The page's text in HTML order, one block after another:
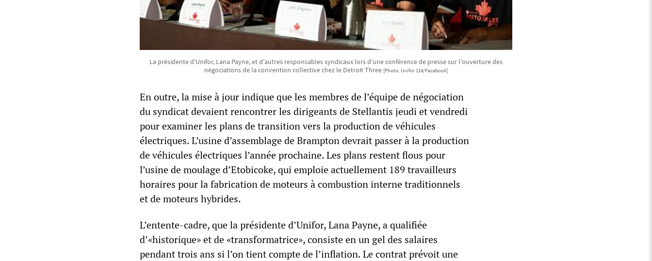
La présidente d’Unifor, Lana Payne, et d’autres responsables syndicaux lors d’une conférence de presse sur l’ouverture des
négociations de la convention collective chez le Detroit Three [Photo: Unifor 114/Facebook]
En outre, la mise à jour indique que les membres de l’équipe de négociation
du syndicat devaient rencontrer les dirigeants de Stellantis jeudi et vendredi
pour examiner les plans de transition vers la production de véhicules
électriques. L’usine d’assemblage de Brampton devrait passer à la production
de véhicules électriques l’année prochaine. Les plans restent flous pour
l’usine de moulage d’Etobicoke, qui emploie actuellement 189 travailleurs
horaires pour la fabrication de moteurs à combustion interne traditionnels
et de moteurs hybrides.
L’entente-cadre, que la présidente d’Unifor, Lana Payne, a qualifiée
d’«historique» et de «transformatrice», consiste en un gel des salaires
pendant trois ans si l’on tient compte de l’inflation. Le contrat prévoit une